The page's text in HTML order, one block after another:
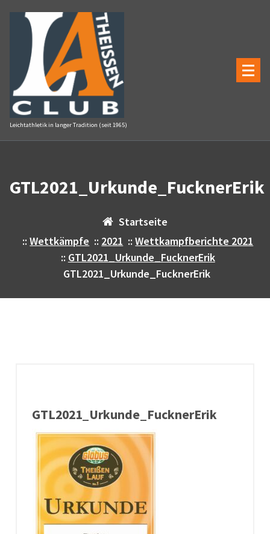
Inhalt
springen
Leichtathletik in langer Tradition (seit 1965)
GTL2021_Urkunde_FucknerErik
Startseite
::Wettkämpfe :: 2021 ::Wettkampfberichte 2021
:: GTL2021_Urkunde_FucknerErik
GTL2021_Urkunde_FucknerErik
GTL2021_Urkunde_FucknerErik